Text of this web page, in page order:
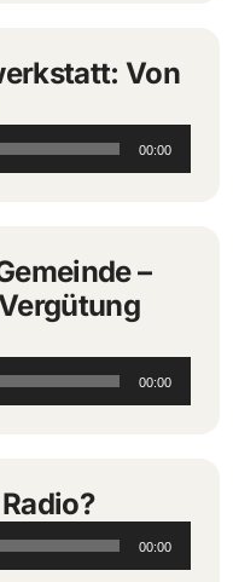
Von
00:00
–
00:00
00:00